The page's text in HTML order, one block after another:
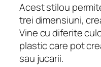
Acest stilou
trei dimensiuni,
Vine cu diferite
plastic care pot
sau jucarii.